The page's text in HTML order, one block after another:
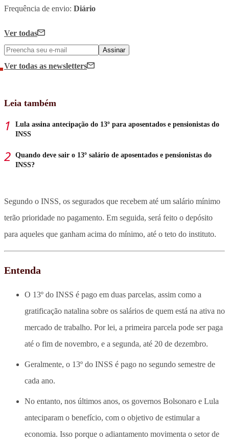
Frequência de envio: Diário
Ver todas
Assinar
Ver todas as newsletters
Leia também
Lula assina antecipação do 13º para aposentados e pensionistas do
INSS
Quando deve sair o 13º salário de aposentados e pensionistas do
INSS?
Segundo o INSS, os segurados que recebem até um salário mínimo
terão prioridade no pagamento. Em seguida, será feito o depósito
para aqueles que ganham acima do mínimo, até o teto do instituto.
Entenda
O 13º do INSS é pago em duas parcelas, assim como a
gratificação natalina sobre os salários de quem está na ativa no
mercado de trabalho. Por lei, a primeira parcela pode ser paga
até o fim de novembro, e a segunda, até 20 de dezembro.
Geralmente, o 13º do INSS é pago no segundo semestre de
cada ano.
No entanto, nos últimos anos, os governos Bolsonaro e Lula
anteciparam o benefício, com o objetivo de estimular a
economia. Isso porque o adiantamento movimenta o setor de